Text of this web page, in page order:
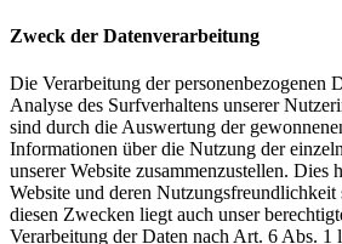
Zweck der Datenverarbeitung
Die Verarbeitung der personenbezogenen
Analyse des Surfverhaltens unserer
sind durch die Auswertung der
Informationen über die Nutzung der
unserer Website zusammenzustellen. Dies
Website und deren Nutzungsfreundlichkeit
diesen Zwecken liegt auch unser
Verarbeitung der Daten nach Art. 6 Abs.